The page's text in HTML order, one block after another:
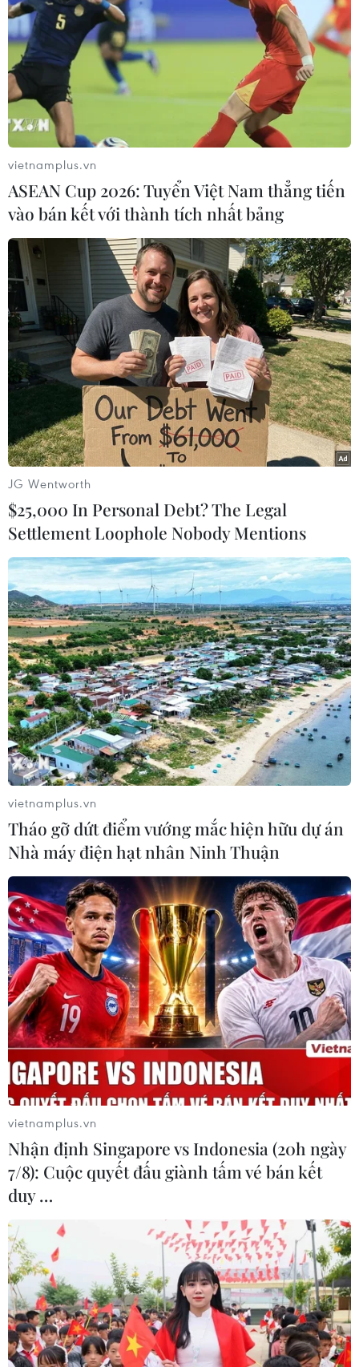
Theo dõi VietnamPlus
Iran và các cường quốc nối lại đàm phán
cứu vãn thỏa thuận JCPOA
Các cuộc đàm phán cứu vãn thỏa thuận hạt nhân Iran
2015 chính thức được nối lại tại Vienna (Áo) vào ngày
9/12 giữa các bên tham gia thỏa thuận, ngoại trừ Mỹ.
Iran khẳng định Tehran nghiêm túc trong
đàm phán hạt nhân
11/12/2021 12:59
Tổng thống Ebrahim Raisi khẳng định Iran đã đưa ra
bản đề xuất cho các bên đàm phán và "nếu phía bên
kia cũng nghiêm túc về việc dỡ bỏ các lệnh trừng phạt,
chúng ta sẽ đạt được một thỏa thuận tốt."
Iran chỉ chấp nhận thỏa thuận hạt nhân
đã ký với các nước năm 2015
12/12/2021 10:17
Quan chức Iran khẳng định Tehran nghiêm túc trong các
vietnamplus.vn
ASEAN Cup 2026: Tuyển Việt Nam thẳng tiến
vào bán kết với thành tích nhất bảng
JG Wentworth
$25,000 In Personal Debt? The Legal
Settlement Loophole Nobody Mentions
vietnamplus.vn
Tháo gỡ dứt điểm vướng mắc hiện hữu dự án
Nhà máy điện hạt nhân Ninh Thuận
vietnamplus.vn
Nhận định Singapore vs Indonesia (20h ngày
7/8): Cuộc quyết đấu giành tấm vé bán kết
duy …